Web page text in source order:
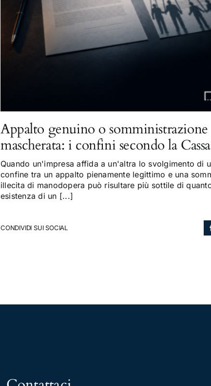
Appalto genuino o somministrazione
mascherata: i confini secondo la
Quando un'impresa affida a un'altra lo svolgimento di
confine tra un appalto pienamente legittimo e una
illecita di manodopera può risultare più sottile di
esistenza di un [...]
CONDIVIDI SUI SOCIAL